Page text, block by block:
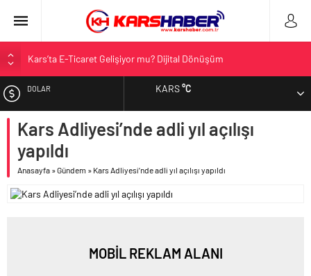
Kars’ta E-Ticaret Gelişiyor mu? Dijital Dönüşüm
Kars Halkı Yeni Parti Hakkında Ne Düşünüyor?
Sarıkamış’a Bağlı Köyler ve Yaygın Soyadları
Kağızman Köyleri ve En Çok Kullanılan Soyadları | Kars Haber
DOLAR
EURO
ALTIN
BIST
KARS°C
Kars Adliyesi’nde adli yıl açılışı
yapıldı
Anasayfa »Gündem » Kars Adliyesi’nde adli yıl açılışı yapıldı
MOBİL REKLAM ALANI